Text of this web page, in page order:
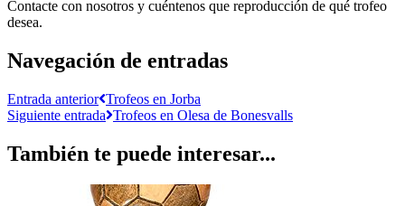
Contacte con nosotros y cuéntenos que reproducción de qué trofeo
desea.
Navegación de entradas
Entrada anterior Trofeos en Jorba
Siguiente entrada Trofeos en Olesa de Bonesvalls
También te puede interesar...